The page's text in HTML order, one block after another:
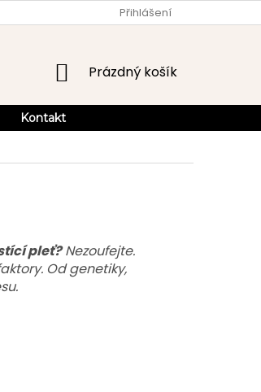
OCHRANA OSOBNÍCH
Přihlášení
NÁKUPNÍ
Prázdný košík
Kontakt
pleť?Nezoufejte.
Od genetiky,